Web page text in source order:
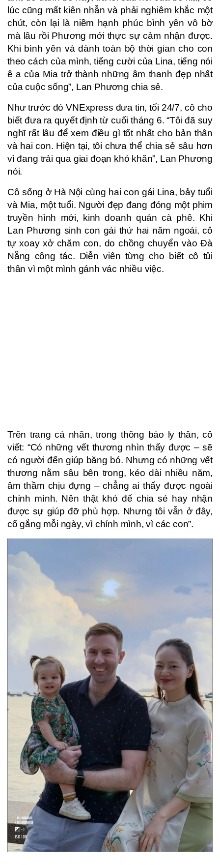
lúc cũng mất kiên nhẫn và phải nghiêm khắc một
chút, còn lại là niềm hạnh phúc bình yên vô bờ
mà lâu rồi Phương mới thực sự cảm nhận được.
Khi bình yên và dành toàn bộ thời gian cho con
theo cách của mình, tiếng cười của Lina, tiếng nói
ê a của Mia trở thành những âm thanh đẹp nhất
của cuộc sống”, Lan Phương chia sẻ.
Như trước đó VNExpress đưa tin, tối 24/7, cô cho
biết đưa ra quyết định từ cuối tháng 6. “Tôi đã suy
nghĩ rất lâu để xem điều gì tốt nhất cho bản thân
và hai con. Hiện tại, tôi chưa thể chia sẻ sâu hơn
vì đang trải qua giai đoạn khó khăn”, Lan Phương
nói.
Cô sống ở Hà Nội cùng hai con gái Lina, bảy tuổi
và Mia, một tuổi. Người đẹp đang đóng một phim
truyền hình mới, kinh doanh quán cà phê. Khi
Lan Phương sinh con gái thứ hai năm ngoái, cô
tự xoay xở chăm con, do chồng chuyển vào Đà
Nẵng công tác. Diễn viên từng cho biết cô tủi
thân vì một mình gánh vác nhiều việc.
Trên trang cá nhân, trong thông báo ly thân, cô
viết: “Có những vết thương nhìn thấy được – sẽ
có người đến giúp băng bó. Nhưng có những vết
thương nằm sâu bên trong, kéo dài nhiều năm,
âm thầm chịu đựng – chẳng ai thấy được ngoài
chính mình. Nên thật khó để chia sẻ hay nhận
được sự giúp đỡ phù hợp. Nhưng tôi vẫn ở đây,
cố gắng mỗi ngày, vì chính mình, vì các con”.